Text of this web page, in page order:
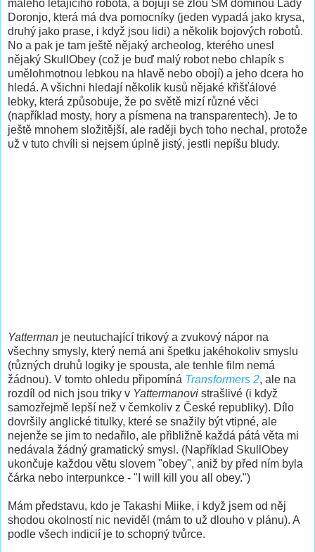
malého létajícího robota, a bojují se zlou SM dominou Lady
Doronjo, která má dva pomocníky (jeden vypadá jako krysa,
druhý jako prase, i když jsou lidi) a několik bojových robotů.
No a pak je tam ještě nějaký archeolog, kterého unesl
nějaký SkullObey (což je buď malý robot nebo chlapík s
umělohmotnou lebkou na hlavě nebo obojí) a jeho dcera ho
hledá. A všichni hledají několik kusů nějaké křišťálové
lebky, která způsobuje, že po světě mizí různé věci
(například mosty, hory a písmena na transparentech). Je to
ještě mnohem složitější, ale raději bych toho nechal, protože
už v tuto chvíli si nejsem úplně jistý, jestli nepíšu bludy.
Yatterman je neutuchající trikový a zvukový nápor na
všechny smysly, který nemá ani špetku jakéhokoliv smyslu
(různých druhů logiky je spousta, ale tenhle film nemá
žádnou). V tomto ohledu připomíná Transformers 2, ale na
rozdíl od nich jsou triky v Yattermanovi strašlivé (i když
samozřejmě lepší než v čemkoliv z České republiky). Dílo
dovršily anglické titulky, které se snažily být vtipné, ale
nejenže se jim to nedařilo, ale přibližně každá pátá věta mi
nedávala žádný gramatický smysl. (Například SkullObey
ukončuje každou větu slovem "obey", aniž by před ním byla
čárka nebo interpunkce - "I will kill you all obey.")
Mám představu, kdo je Takashi Miike, i když jsem od něj
shodou okolností nic neviděl (mám to už dlouho v plánu). A
podle všech indicií je to schopný tvůrce.